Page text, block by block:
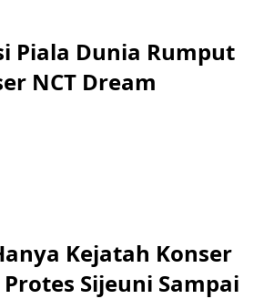
Piala Dunia Rumput
NCT Dream
Kejatah Konser
Sijeuni Sampai